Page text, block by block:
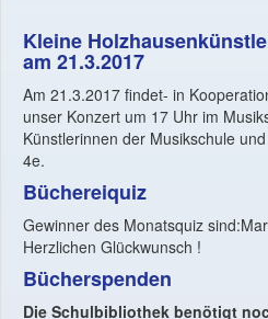
Kleine
am 21.3.2017
Am 21.3.2017 findet- in
unser Konzert um 17 Uhr im
Künstlerinnen der Musikschule
4e.
Büchereiquiz
Gewinner des Monatsquiz
Herzlichen Glückwunsch !
Bücherspenden
Die Schulbibliothek benötigt